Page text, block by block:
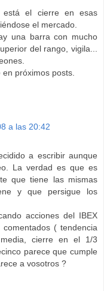
está el cierre en esas
el mercado.
una barra con mucho
del rango, vigila...
próximos posts.
a las 20:42
a escribir aunque
La verdad es que es
que tiene las mismas
y que persigue los
acciones del IBEX
( tendencia
cierre en el 1/3
parece que cumple
a vosotros ?